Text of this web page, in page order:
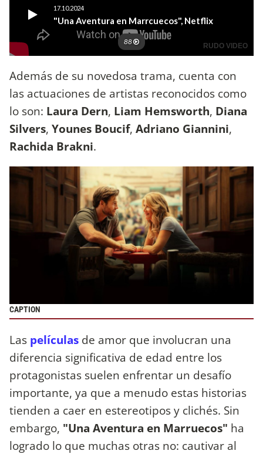
Además de su novedosa trama, cuenta con
las actuaciones de artistas reconocidos como
lo son: Laura Dern, Liam Hemsworth, Diana
Silvers, Younes Boucif, Adriano Giannini,
Rachida Brakni.
CAPTION
Las películas de amor que involucran una
diferencia significativa de edad entre los
protagonistas suelen enfrentar un desafío
importante, ya que a menudo estas historias
tienden a caer en estereotipos y clichés. Sin
embargo, "Una Aventura en Marruecos" ha
logrado lo que muchas otras no: cautivar al